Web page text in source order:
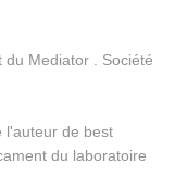
l'auteur de best
du laboratoire